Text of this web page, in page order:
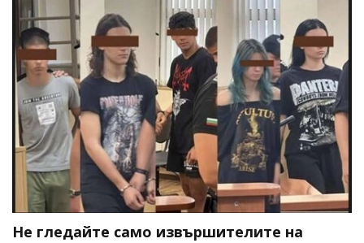
Не гледайте само извършителите на